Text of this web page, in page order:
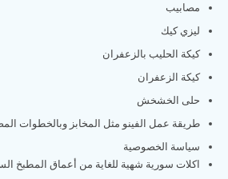
مصابيب
ليزي كيك
كيكة الحليب بالزعفران
كيكة الزعفران
حلى الخشخش
طريقة عمل الفينو مثل المخابز وبالخطوات
سياسة الخصوصية
اكلات سورية شهية للغاية من أعماق المطبخ